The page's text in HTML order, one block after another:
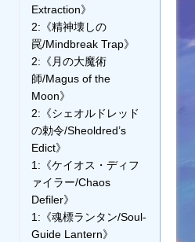
Extraction》
2:《精神壊しの
罠/Mindbreak Trap》
2:《月の大魔術
師/Magus of the
Moon》
2:《シェオルドレッド
の勅令/Sheoldred’s
Edict》
1:《ケイオス・ディフ
ァイラー/Chaos
Defiler》
1:《魂標ランタン/Soul-
Guide Lantern》